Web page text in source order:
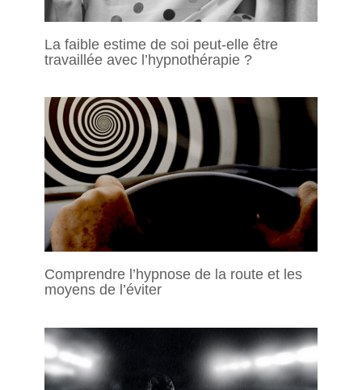
La faible estime de soi peut-elle être
travaillée avec l’hypnothérapie ?
Comprendre l’hypnose de la route et les
moyens de l’éviter